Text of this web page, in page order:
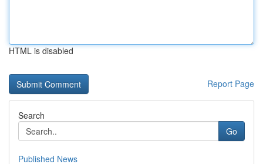
HTML is disabled
Report Page
Search
Go
Published News